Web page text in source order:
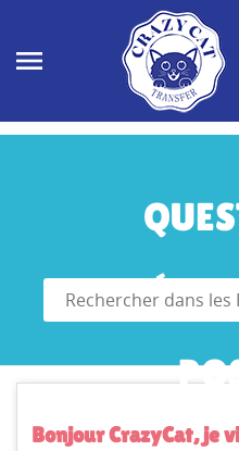
Bonjour CrazyCat, je